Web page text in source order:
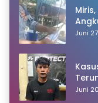
Juni
Polisi
Juni